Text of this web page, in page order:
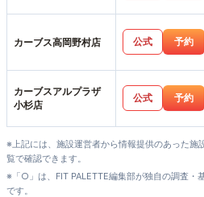
カーブス高岡野村店 公式 予約
カーブスアルプラザ
小杉店
公式 予約
※上記には、施設運営者から情報提供のあった施
覧で確認できます。
※「○」は、FIT PALETTE編集部が独自の調査・
です。